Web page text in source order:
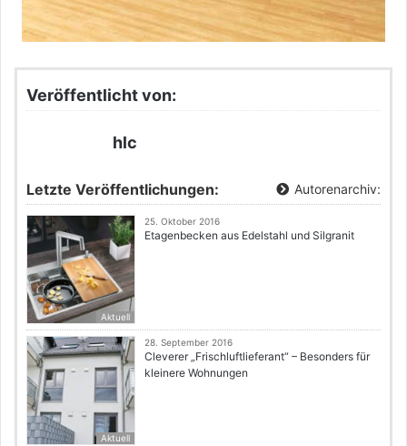
Veröffentlicht von:
hlc
Letzte Veröffentlichungen: Autorenarchiv:
Aktuell
25. Oktober 2016
Etagenbecken aus Edelstahl und Silgranit
Aktuell
28. September 2016
Cleverer „Frischluftlieferant“ – Besonders für
kleinere Wohnungen